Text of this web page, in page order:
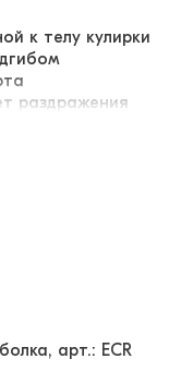
к телу кулирки
раздражения